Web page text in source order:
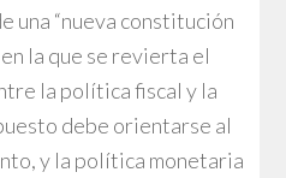
una “nueva constitución
la que se revierta el
la política fiscal y la
debe orientarse al
y la política monetaria